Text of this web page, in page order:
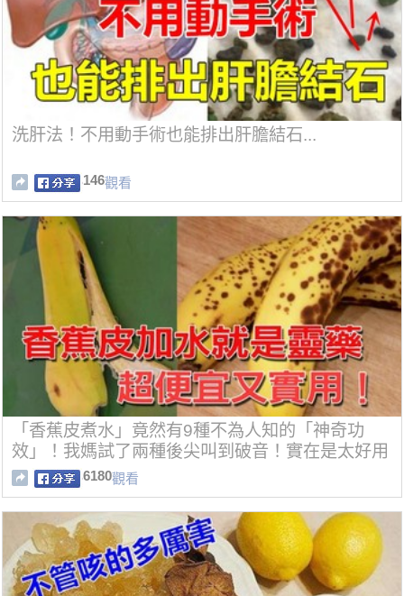
洗肝法！不用動手術也能排出肝膽結石...
146觀看
「香蕉皮煮水」竟然有9種不為人知的「神奇功
效」！我媽試了兩種後尖叫到破音！實在是太好用
了！
6180觀看